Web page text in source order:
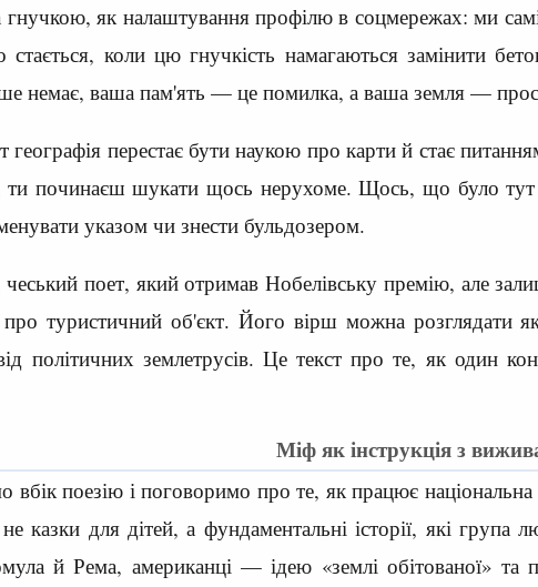
гнучкою, як налаштування профілю в соцмережах: ми
коли цю гнучкість намагаються замінити
немає, ваша пам'ять — це помилка, а ваша земля —
перестає бути наукою про карти й стає
ти починаєш шукати щось нерухоме. Щось, що було
указом чи знести бульдозером.
поет, який отримав Нобелівську премію, але
туристичний об'єкт. Його вірш можна розглядати
політичних землетрусів. Це текст про те, як один
Міф як інструкція з
вбік поезію і поговоримо про те, як працює
казки для дітей, а фундаментальні історії, які група
й Рема, американці — ідею «землі обітованої»